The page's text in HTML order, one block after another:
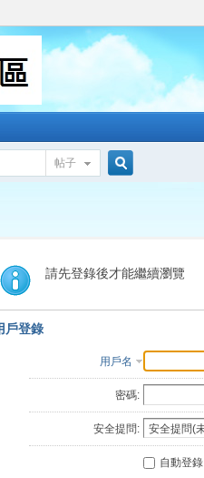
帖子
索
請先登錄後才能繼續瀏覽
戶登錄
用戶名
密碼:
安全提問:
自動登錄